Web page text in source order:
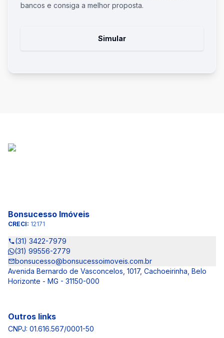
bancos e consiga a melhor proposta.
Simular
Bonsucesso Imóveis
CRECI: 12171
(31) 3422-7979
(31) 99556-2779
bonsucesso@bonsucessoimoveis.com.br
Avenida Bernardo de Vasconcelos, 1017, Cachoeirinha, Belo
Horizonte - MG - 31150-000
Outros links
CNPJ: 01.616.567/0001-50